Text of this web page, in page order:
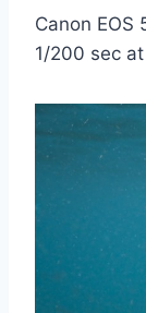
Canon EOS
1/200 sec